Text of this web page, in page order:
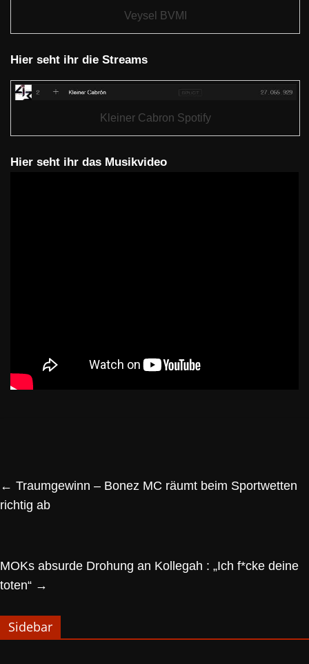
Veysel BVMI
Hier seht ihr die Streams
Kleiner Cabron Spotify
Hier seht ihr das Musikvideo
← Traumgewinn – Bonez MC räumt beim Sportwetten
richtig ab
MOKs absurde Drohung an Kollegah : „Ich f*cke deine
toten“ →
Sidebar